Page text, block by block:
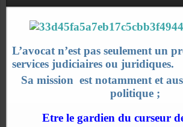
L’avocat n’est pas seulement un
services judiciaires ou juridiques.
Sa mission est notamment et
politique ;
Etre le gardien du curseur